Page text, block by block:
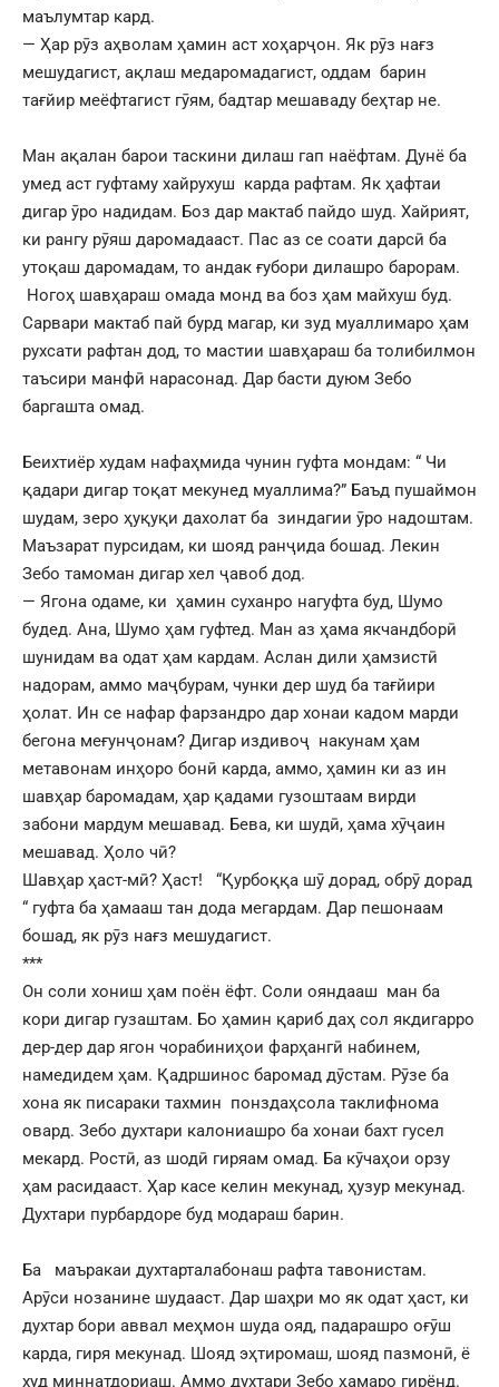
маълумтар кард.
— Ҳар рӯз аҳволам ҳамин аст хоҳарҷон. Як рӯз нағз
мешудагист, ақлаш медаромадагист, оддам барин
тағйир меёфтагист гӯям, бадтар мешаваду беҳтар не.
Ман ақалан барои таскини дилаш гап наёфтам. Дунё ба
умед аст гуфтаму хайрухуш карда рафтам. Як ҳафтаи
дигар ӯро надидам. Боз дар мактаб пайдо шуд. Хайрият,
ки рангу рӯяш даромадааст. Пас аз се соати дарсӣ ба
утоқаш даромадам, то андак ғубори дилашро барорам.
Ногоҳ шавҳараш омада монд ва боз ҳам майхуш буд.
Сарвари мактаб пай бурд магар, ки зуд муаллимаро ҳам
рухсати рафтан дод, то мастии шавҳараш ба толибилмон
таъсири манфӣ нарасонад. Дар басти дуюм Зебо
баргашта омад.
Беихтиёр худам нафаҳмида чунин гуфта мондам: “ Чи
қадари дигар тоқат мекунед муаллима?” Баъд пушаймон
шудам, зеро ҳуқуқи дахолат ба зиндагии ӯро надоштам.
Маъзарат пурсидам, ки шояд ранҷида бошад. Лекин
Зебо тамоман дигар хел ҷавоб дод.
— Ягона одаме, ки ҳамин суханро нагуфта буд, Шумо
будед. Ана, Шумо ҳам гуфтед. Ман аз ҳама якчандборӣ
шунидам ва одат ҳам кардам. Аслан дили ҳамзистӣ
надорам, аммо маҷбурам, чунки дер шуд ба тағйири
ҳолат. Ин се нафар фарзандро дар хонаи кадом марди
бегона меғунҷонам? Дигар издивоҷ накунам ҳам
метавонам инҳоро бонӣ карда, аммо, ҳамин ки аз ин
шавҳар баромадам, ҳар қадами гузоштаам вирди
забони мардум мешавад. Бева, ки шудӣ, ҳама хӯҷаин
мешавад. Ҳоло чӣ?
Шавҳар ҳаст-мӣ? Ҳаст! “Қурбоққа шӯ дорад, обрӯ дорад
“ гуфта ба ҳамааш тан дода мегардам. Дар пешонаам
бошад, як рӯз нағз мешудагист.
***
Он соли хониш ҳам поён ёфт. Соли ояндааш ман ба
кори дигар гузаштам. Бо ҳамин қариб даҳ сол якдигарро
дер-дер дар ягон чорабиниҳои фарҳангӣ набинем,
намедидем ҳам. Қадршинос баромад дӯстам. Рӯзе ба
хона як писараки тахмин понздаҳсола таклифнома
овард. Зебо духтари калониашро ба хонаи бахт гусел
мекард. Ростӣ, аз шодӣ гиряам омад. Ба кӯчаҳои орзу
ҳам расидааст. Ҳар касе келин мекунад, ҳузур мекунад.
Духтари пурбардоре буд модараш барин.
Ба маъракаи духтарталабонаш рафта тавонистам.
Арӯси нозанине шудааст. Дар шаҳри мо як одат ҳаст, ки
духтар бори аввал меҳмон шуда ояд, падарашро оғӯш
карда, гиря мекунад. Шояд эҳтиромаш, шояд пазмонӣ, ё
худ миннатдориаш. Аммо духтари Зебо ҳамаро гирёнд.